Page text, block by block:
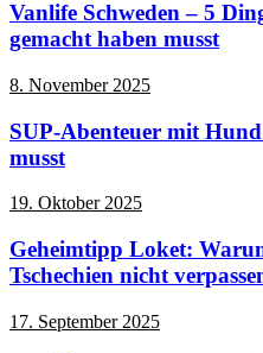
Vanlife Schweden – 5
gemacht haben musst
8. November 2025
SUP-Abenteuer mit
musst
19. Oktober 2025
Geheimtipp Loket:
Tschechien nicht
17. September 2025